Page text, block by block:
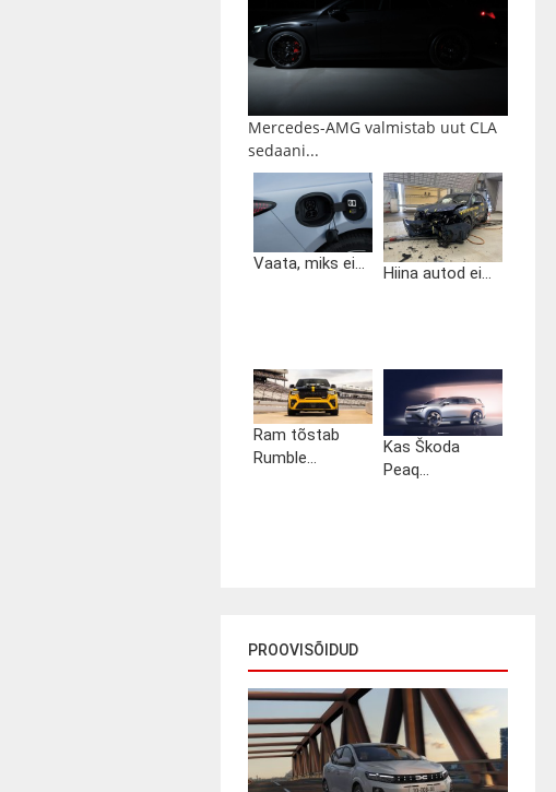
Mercedes-AMG valmistab uut CLA
sedaani...
Vaata, miks ei...
Hiina autod ei...
Ram tõstab
Rumble...
Kas Škoda
Peaq...
PROOVISÕIDUD